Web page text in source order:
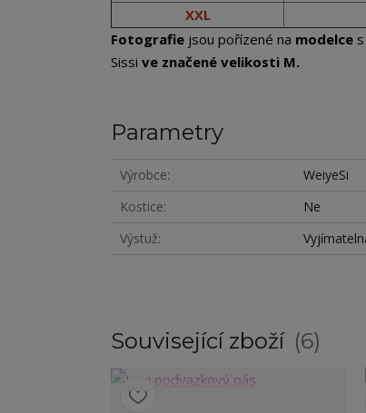
XXL
Fotografie jsou pořízené na modelce
Sissi ve značené velikosti M.
Parametry
Výrobce
WeiyeSi
Kostice
Ne
Výstuž
Související zboží 6